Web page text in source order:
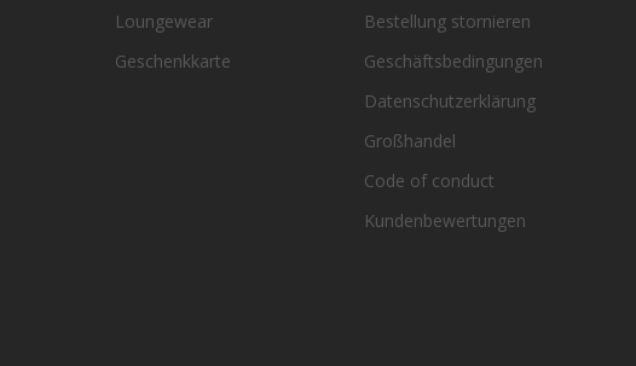
Loungewear
Geschenkkarte
Bestellung stornieren
Geschäftsbedingungen
Datenschutzerklärung
Großhandel
Code of conduct
Kundenbewertungen